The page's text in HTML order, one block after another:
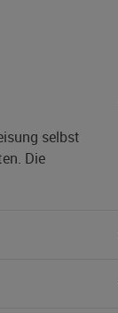
selbst
Die